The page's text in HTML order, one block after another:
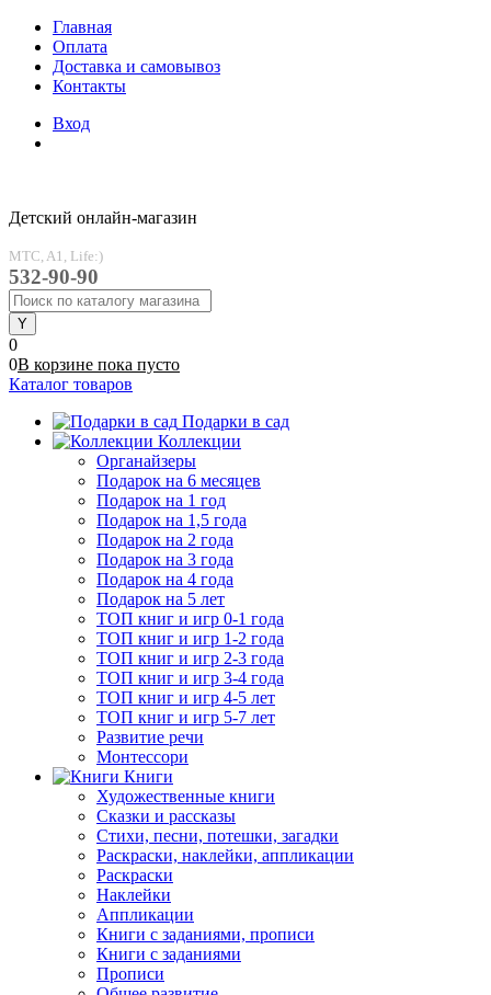
Главная
Оплата
Доставка и самовывоз
Контакты
Вход
Детский онлайн-магазин
MTC, A1, Life:)
532-90-90
0
0В корзине пока пусто
Каталог товаров
Подарки в сад
Коллекции
Органайзеры
Подарок на 6 месяцев
Подарок на 1 год
Подарок на 1,5 года
Подарок на 2 года
Подарок на 3 года
Подарок на 4 года
Подарок на 5 лет
ТОП книг и игр 0-1 года
ТОП книг и игр 1-2 года
ТОП книг и игр 2-3 года
ТОП книг и игр 3-4 года
ТОП книг и игр 4-5 лет
ТОП книг и игр 5-7 лет
Развитие речи
Монтессори
Книги
Художественные книги
Сказки и рассказы
Стихи, песни, потешки, загадки
Раскраски, наклейки, аппликации
Раскраски
Наклейки
Аппликации
Книги с заданиями, прописи
Книги с заданиями
Прописи